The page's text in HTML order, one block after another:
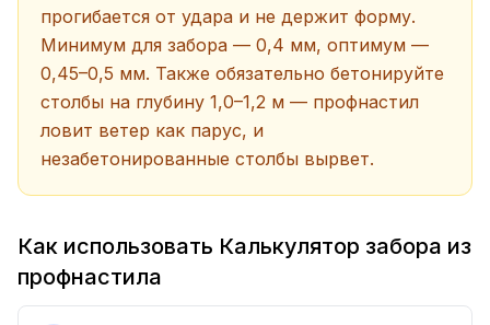
прогибается от удара и не держит форму.
Минимум для забора — 0,4 мм, оптимум —
0,45–0,5 мм. Также обязательно бетонируйте
столбы на глубину 1,0–1,2 м — профнастил
ловит ветер как парус, и
незабетонированные столбы вырвет.
Как использовать Калькулятор забора из
профнастила